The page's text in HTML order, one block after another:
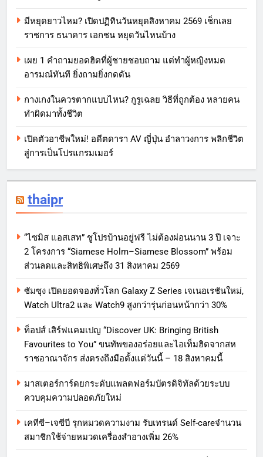
มีหยุดยาวไหม? เปิดปฏิทินวันหยุดสิงหาคม 2569 เช็กเลย
ราชการ ธนาคาร เอกชน หยุดวันไหนบ้าง
เผย 1 คำถามยอดฮิตที่ผู้ชายชอบถาม แต่ทำผู้หญิงหมด
อารมณ์ทันที ยิ่งถามยิ่งกดดัน
กางเกงในควรตากแบบไหน? กูรูเฉลย วิธีที่ถูกต้อง หลายคน
ทำผิดมาทั้งชีวิต
เปิดตัวอาชีพใหม่! อดีตดารา AV ญี่ปุ่น อำลาวงการ พลิกชีวิต
สู่การเป็นโปรแกรมเมอร์
thaipr
“ไซมิส แอสเสท” ชูโปรบ้านอยู่ฟรี ไม่ต้องผ่อนนาน 3 ปี เจาะ
2 โครงการ “Siamese Holm–Siamese Blossom” พร้อม
ส่วนลดและสิทธิพิเศษถึง 31 สิงหาคม 2569
ซัมซุง เปิดยอดจองทั่วโลก Galaxy Z Series เจเนอเรชันใหม่,
Watch Ultra2 และ Watch9 สูงกว่ารุ่นก่อนหน้ากว่า 30%
ท็อปส์ เสิร์ฟแคมเปญ “Discover UK: Bringing British
Favourites to You” ขนทัพของอร่อยและไอเท็มฮิตจากสห
ราชอาณาจักร ส่งตรงถึงมือตั้งแต่วันนี้ – 18 สิงหาคมนี้
มาสเตอร์การ์ดยกระดับแพลตฟอร์มบัตรดิจิทัลด้วยระบบ
ควบคุมความปลอดภัยใหม่
เคทีซี–เจซีบี รุกหมวดความงาม รับเทรนด์ Self-careจำนวน
สมาชิกใช้จ่ายหมวดเครื่องสำอางเพิ่ม 26%